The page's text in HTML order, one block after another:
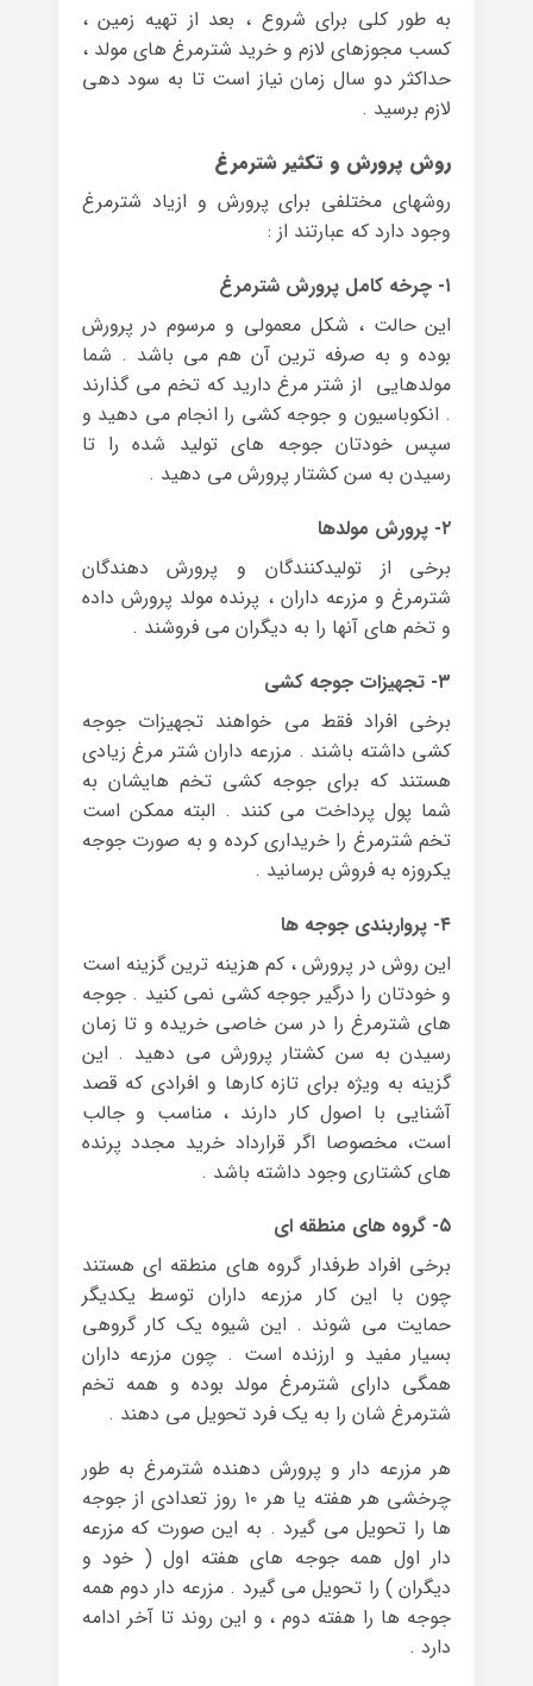
به طور کلی برای شروع ، بعد از تهیه زمین ،
کسب مجوزهای لازم و خرید شترمرغ های مولد ،
حداکثر دو سال زمان نیاز است تا به سود دهی
لازم برسید .
روش پرورش و تکثیر شترمرغ
روشهای مختلفی برای پرورش و ازیاد شترمرغ
وجود دارد که عبارتند از :
۱- چرخه کامل پرورش شترمرغ
این حالت ، شکل معمولی و مرسوم در پرورش
بوده و به صرفه ترین آن هم می باشد . شما
مولدهایی از شتر مرغ دارید که تخم می گذارند
. انکوباسیون و جوجه کشی را انجام می دهید و
سپس خودتان جوجه های تولید شده را تا
رسیدن به سن کشتار پرورش می دهید .
۲- پرورش مولدها
برخی از تولیدکنندگان و پرورش دهندگان
شترمرغ و مزرعه داران ، پرنده مولد پرورش داده
و تخم های آنها را به دیگران می فروشند .
۳- تجهیزات جوجه کشی
برخی افراد فقط می خواهند تجهیزات جوجه
کشی داشته باشند . مزرعه داران شتر مرغ زیادی
هستند که برای جوجه کشی تخم هایشان به
شما پول پرداخت می کنند . البته ممکن است
تخم شترمرغ را خریداری کرده و به صورت جوجه
یکروزه به فروش برسانید .
۴- پرواربندی جوجه ها
این روش در پرورش ، کم هزینه ترین گزینه است
و خودتان را درگیر جوجه کشی نمی کنید . جوجه
های شترمرغ را در سن خاصی خریده و تا زمان
رسیدن به سن کشتار پرورش می دهید . این
گزینه به ویژه برای تازه کارها و افرادی که قصد
آشنایی با اصول کار دارند ، مناسب و جالب
است، مخصوصا اگر قرارداد خرید مجدد پرنده
های کشتاری وجود داشته باشد .
۵- گروه های منطقه ای
برخی افراد طرفدار گروه های منطقه ای هستند
چون با این کار مزرعه داران توسط یکدیگر
حمایت می شوند . این شیوه یک کار گروهی
بسیار مفید و ارزنده است . چون مزرعه داران
همگی دارای شترمرغ مولد بوده و همه تخم
شترمرغ شان را به یک فرد تحویل می دهند .
هر مزرعه دار و پرورش دهنده شترمرغ به طور
چرخشی هر هفته یا هر ۱۰ روز تعدادی از جوجه
ها را تحویل می گیرد . به این صورت که مزرعه
دار اول همه جوجه های هفته اول ( خود و
دیگران ) را تحویل می گیرد . مزرعه دار دوم همه
جوجه ها را هفته دوم ، و این روند تا آخر ادامه
دارد .